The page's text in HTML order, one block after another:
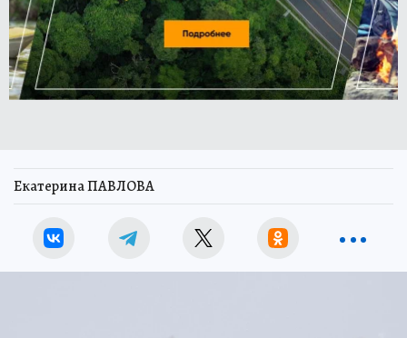
Екатерина ПАВЛОВА